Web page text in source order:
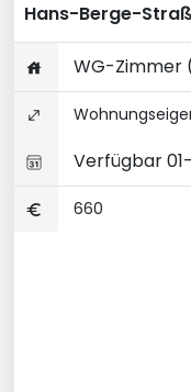
Hans-Berge-
WG-Zimmer
Verfügbar
660